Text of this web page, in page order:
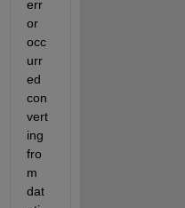
err
or
occ
urr
ed
con
vert
ing
fro
m
dat